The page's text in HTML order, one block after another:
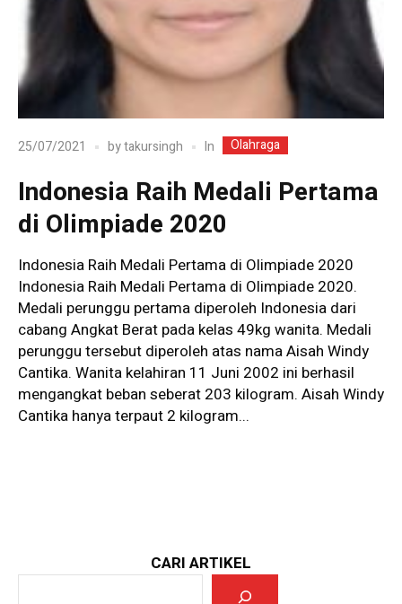
25/07/2021 bytakursingh In Olahraga
Indonesia Raih Medali Pertama
di Olimpiade 2020
Indonesia Raih Medali Pertama di Olimpiade 2020
Indonesia Raih Medali Pertama di Olimpiade 2020.
Medali perunggu pertama diperoleh Indonesia dari
cabang Angkat Berat pada kelas 49kg wanita. Medali
perunggu tersebut diperoleh atas nama Aisah Windy
Cantika. Wanita kelahiran 11 Juni 2002 ini berhasil
mengangkat beban seberat 203 kilogram. Aisah Windy
Cantika hanya terpaut 2 kilogram...
CARI ARTIKEL